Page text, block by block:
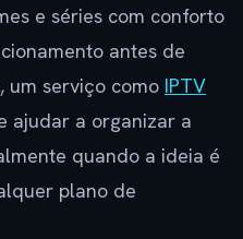
e séries com conforto
antes de
um serviço como IPTV
ajudar a organizar a
quando a ideia é
plano de